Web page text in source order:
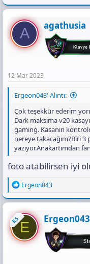
A agathusia
12 Mar 2023
Ergeon043' Alıntı:
Çok teşekkür ederim
Dark maksima v20
gaming. Kasanın
nereye takacağım?Biri
yazıyor.Anakartımdan
foto atabilirsen iyi
R
e
a
c
t
i
o
n
Ergeon043
KSE Ergeon043